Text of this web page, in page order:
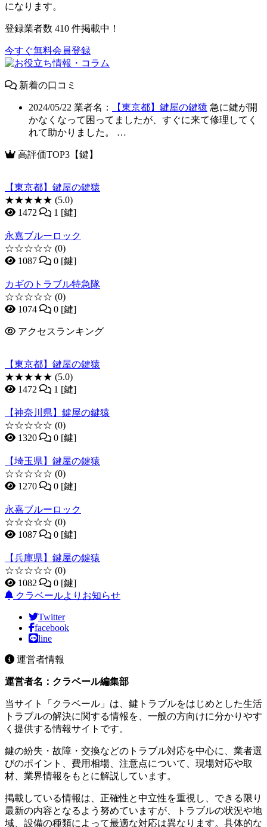
になります。
登録業者数 410 件掲載中！
今すぐ無料会員登録
新着の口コミ
2024/05/22 業者名： 【東京都】鍵屋の鍵猿 急に鍵が開
かなくなって困ってましたが、すぐに来て修理してく
れて助かりました。 …
高評価TOP3【鍵】
【東京都】鍵屋の鍵猿
★★★★★ (5.0)
1472
1 [鍵]
永嘉ブルーロック
☆☆☆☆☆ (0)
1087
0 [鍵]
カギのトラブル特急隊
☆☆☆☆☆ (0)
1074
0 [鍵]
アクセスランキング
【東京都】鍵屋の鍵猿
★★★★★ (5.0)
1472
1 [鍵]
【神奈川県】鍵屋の鍵猿
☆☆☆☆☆ (0)
1320
0 [鍵]
【埼玉県】鍵屋の鍵猿
☆☆☆☆☆ (0)
1270
0 [鍵]
永嘉ブルーロック
☆☆☆☆☆ (0)
1087
0 [鍵]
【兵庫県】鍵屋の鍵猿
☆☆☆☆☆ (0)
1082
0 [鍵]
クラベールよりお知らせ
Twitter
facebook
line
運営者情報
運営者名：クラベール編集部
当サイト「クラベール」は、鍵トラブルをはじめとした生活
トラブルの解決に関する情報を、一般の方向けに分かりやす
く提供する情報サイトです。
鍵の紛失・故障・交換などのトラブル対応を中心に、業者選
びのポイント、費用相場、注意点について、現場対応や取
材、業界情報をもとに解説しています。
掲載している情報は、正確性と中立性を重視し、できる限り
最新の内容となるよう努めていますが、トラブルの状況や地
域、設備の種類によって最適な対応は異なります。具体的な